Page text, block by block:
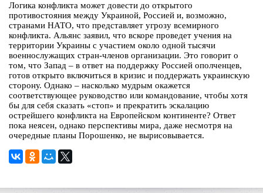
Логика конфликта может довести до открытого
противостояния между Украиной, Россией и, возможно,
странами НАТО, что представляет угрозу всемирного
конфликта. Альянс заявил, что вскоре проведет учения на
территории Украины с участием около одной тысячи
военнослужащих стран-членов организации. Это говорит о
том, что Запад – в ответ на поддержку Россией ополченцев,
готов открыто включиться в кризис и поддержать украинскую
сторону. Однако – насколько мудрым окажется
соответствующее руководство или командование, чтобы хотя
бы для себя сказать «стоп» и прекратить эскалацию
острейшего конфликта на Европейском континенте? Ответ
пока неясен, однако перспективы мира, даже несмотря на
очередные планы Порошенко, не вырисовывается.